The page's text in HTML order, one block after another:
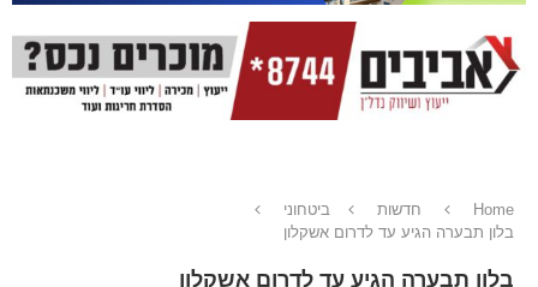
Home חדשות
ביטחוני
בלון תבערה הגיע עד לדרום אשקלון
בלון תבערה הגיע עד לדרום אשקלון